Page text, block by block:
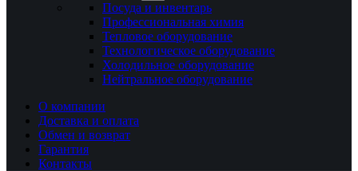
Посуда и инвентарь
Профессиональная химия
Тепловое оборудование
Технологическое оборудование
Холодильное оборудование
Нейтральное оборудование
О компании
Доставка и оплата
Обмен и возврат
Гарантия
Контакты